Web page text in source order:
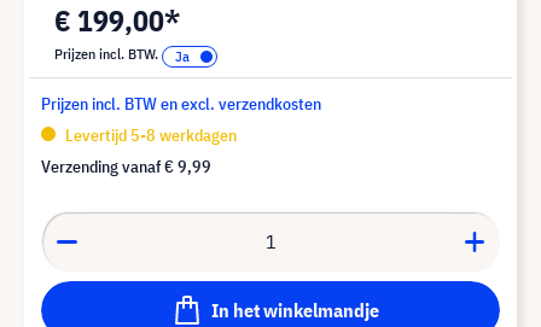
€ 199,00*
Prijzen incl. BTW.
Prijzen incl. BTW en excl. verzendkosten
Levertijd 5-8 werkdagen
Verzending vanaf€ 9,99
In het winkelmandje